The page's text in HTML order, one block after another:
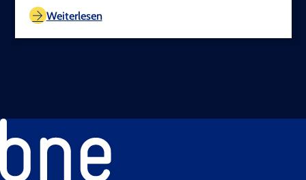
Weiterlesen